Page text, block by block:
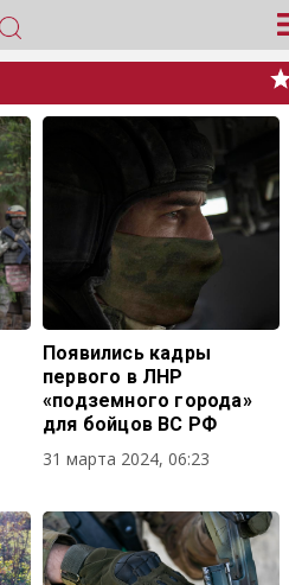
Появились кадры
первого в ЛНР
«подземного города»
для бойцов ВС РФ
31 марта 2024, 06:23